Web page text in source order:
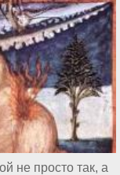
не просто так, а